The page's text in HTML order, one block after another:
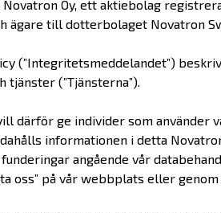
Novatron Oy, ett aktiebolag
ägare till dotterbolaget Novatron
(”Integritetsmeddelandet”)
(”Tjänsterna”).
därför ge individer som använder
informationen i detta
angående vår
oss” på vår webbplats eller